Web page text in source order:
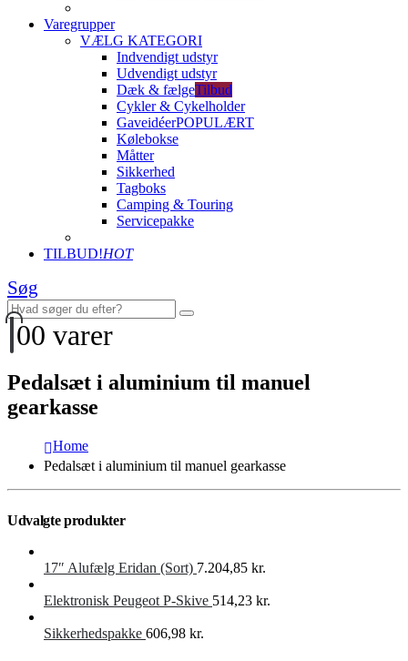
Varegrupper
VÆLG KATEGORI
Indvendigt udstyr
Udvendigt udstyr
Dæk & fælgeTilbud
Cykler & Cykelholder
GaveidéerPOPULÆRT
Kølebokse
Måtter
Sikkerhed
Tagboks
Camping & Touring
Servicepakke
TILBUD!HOT
Søg
00 varer
Pedalsæt i aluminium til manuel
gearkasse
Home
Pedalsæt i aluminium til manuel gearkasse
Udvalgte produkter
17″ Alufælg Eridan (Sort) 7.204,85 kr.
Elektronisk Peugeot P-Skive 514,23 kr.
Sikkerhedspakke 606,98 kr.